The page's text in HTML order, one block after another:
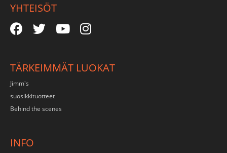
YHTEISÖT
TÄRKEIMMÄT LUOKAT
Jimm's
suosikkituotteet
Behind the scenes
INFO